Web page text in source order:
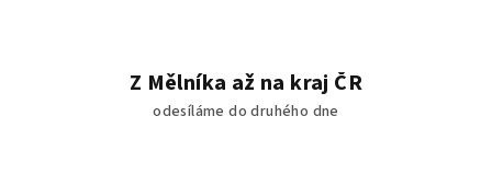
Z Mělníka až na kraj ČR
odesíláme do druhého dne